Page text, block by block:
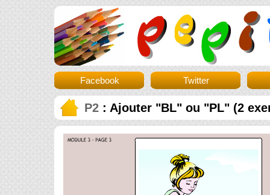
Facebook Twitter
P2 : Ajouter "BL" ou "PL" (2